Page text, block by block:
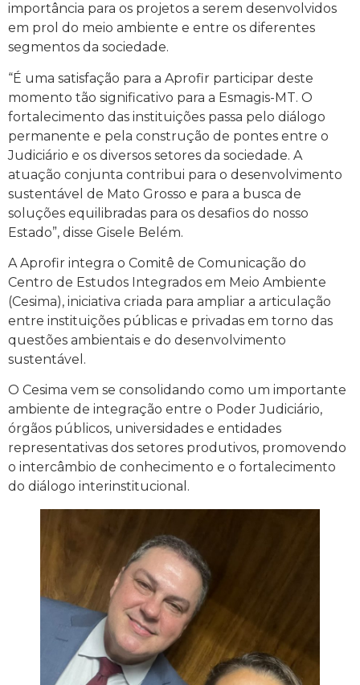
importância para os projetos a serem desenvolvidos
em prol do meio ambiente e entre os diferentes
segmentos da sociedade.
“É uma satisfação para a Aprofir participar deste
momento tão significativo para a Esmagis-MT. O
fortalecimento das instituições passa pelo diálogo
permanente e pela construção de pontes entre o
Judiciário e os diversos setores da sociedade. A
atuação conjunta contribui para o desenvolvimento
sustentável de Mato Grosso e para a busca de
soluções equilibradas para os desafios do nosso
Estado”, disse Gisele Belém.
A Aprofir integra o Comitê de Comunicação do
Centro de Estudos Integrados em Meio Ambiente
(Cesima), iniciativa criada para ampliar a articulação
entre instituições públicas e privadas em torno das
questões ambientais e do desenvolvimento
sustentável.
O Cesima vem se consolidando como um importante
ambiente de integração entre o Poder Judiciário,
órgãos públicos, universidades e entidades
representativas dos setores produtivos, promovendo
o intercâmbio de conhecimento e o fortalecimento
do diálogo interinstitucional.